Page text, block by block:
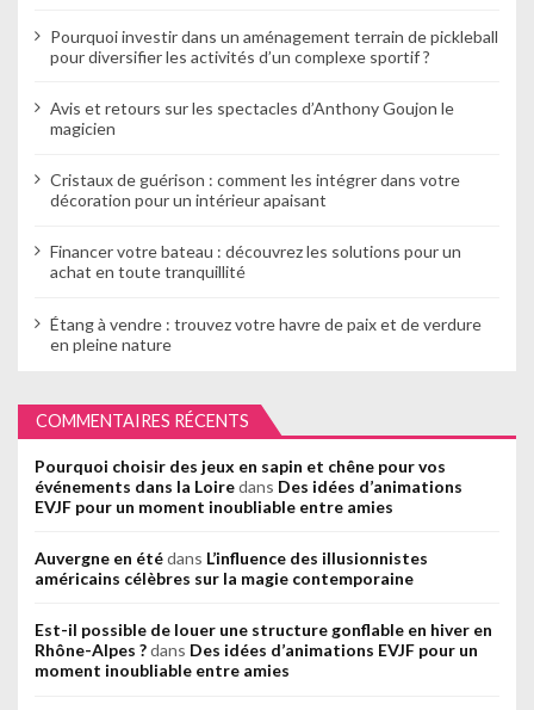
Pourquoi investir dans un aménagement terrain de pickleball
pour diversifier les activités d’un complexe sportif ?
Avis et retours sur les spectacles d’Anthony Goujon le
magicien
Cristaux de guérison : comment les intégrer dans votre
décoration pour un intérieur apaisant
Financer votre bateau : découvrez les solutions pour un
achat en toute tranquillité
Étang à vendre : trouvez votre havre de paix et de verdure
en pleine nature
COMMENTAIRES RÉCENTS
Pourquoi choisir des jeux en sapin et chêne pour vos
événements dans la Loiredans Des idées d’animations
EVJF pour un moment inoubliable entre amies
Auvergne en étédans L’influence des illusionnistes
américains célèbres sur la magie contemporaine
Est-il possible de louer une structure gonflable en hiver en
Rhône-Alpes ?dans Des idées d’animations EVJF pour un
moment inoubliable entre amies